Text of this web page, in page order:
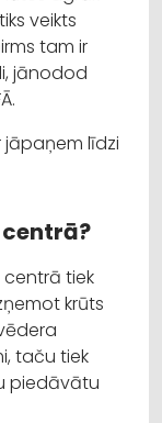
veikts
tam ir
jānodod
jāpaņem līdzi
tiek
krūts
taču tiek
piedāvātu